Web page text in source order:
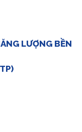
LƯỢNG BỀN